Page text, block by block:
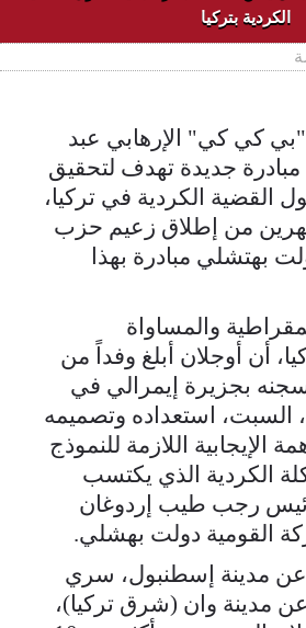
الكردية بتركيا
"بي كي كي" الإرهابي عبد
مبادرة جديدة تهدف لتحقيق
القضية الكردية في تركيا،
من إطلاق زعيم حزب
بهتشلي مبادرة بهذا
والمساواة
أن أوجلان أبلغ وفداً من
بجزيرة إيمرالي في
استعداده وتصميمه
الإيجابية اللازمة للنموذج
الكردية الذي يكتسب
رجب طيب إردوغان
القومية دولت بهشلي.
عن مدينة إسطنبول، سري
عن مدينة وان (شرق تركيا)،